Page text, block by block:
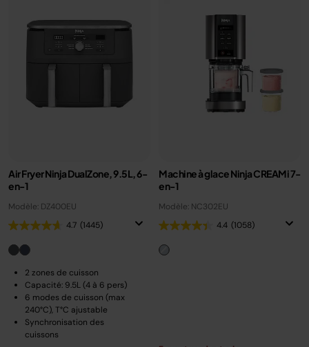
Air Fryer Ninja DualZone, 9.5L, 6-
en-1
Modèle: DZ400EU
4.7 (1445)
2 zones de cuisson
Capacité: 9.5L (4 à 6 pers)
6 modes de cuisson (max
240°C), T°C ajustable
Synchronisation des
cuissons
Machine à glace Ninja CREAMi 7-
en-1
Modèle: NC302EU
4.4 (1058)